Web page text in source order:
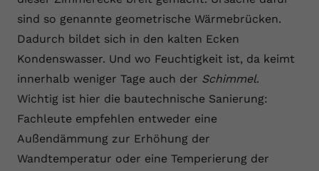
sind so genannte geometrische Wärmebrücken.
Dadurch bildet sich in den kalten Ecken
Kondenswasser. Und wo Feuchtigkeit ist, da keimt
innerhalb weniger Tage auch der Schimmel.
Wichtig ist hier die bautechnische Sanierung:
Fachleute empfehlen entweder eine
Außendämmung zur Erhöhung der
Wandtemperatur oder eine Temperierung der